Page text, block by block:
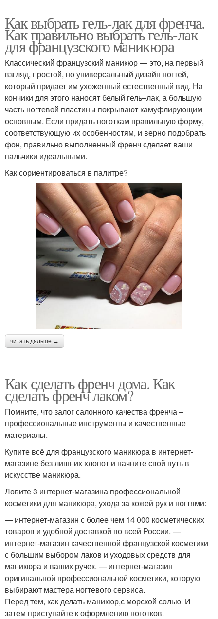
Как выбрать гель-лак для френча.
Как правильно выбрать гель-лак
для французского маникюра
Классический французский маникюр — это, на первый
взгляд, простой, но универсальный дизайн ногтей,
который придает им ухоженный естественный вид. На
кончики для этого наносят белый гель–лак, а большую
часть ногтевой пластины покрывают камуфлирующим
основным. Если придать ноготкам правильную форму,
соответствующую их особенностям, и верно подобрать
фон, правильно выполненный френч сделает ваши
пальчики идеальными.
Как сориентироваться в палитре?
читать дальше →
Как сделать френч дома. Как
сделать френч лаком?
Помните, что залог салонного качества френча –
профессиональные инструменты и качественные
материалы.
Купите всё для французского маникюра в интернет-
магазине без лишних хлопот и начните свой путь в
искусстве маникюра.
Ловите 3 интернет-магазина профессиональной
косметики для маникюра, ухода за кожей рук и ногтями:
— интернет-магазин с более чем 14 000 косметических
товаров и удобной доставкой по всей России. —
интернет-магазин качественной французской косметики
с большим выбором лаков и уходовых средств для
маникюра и ваших ручек. — интернет-магазин
оригинальной профессиональной косметики, которую
выбирают мастера ногтевого сервиса.
Перед тем, как делать маникюр,с морской солью. И
затем приступайте к оформлению ноготков.